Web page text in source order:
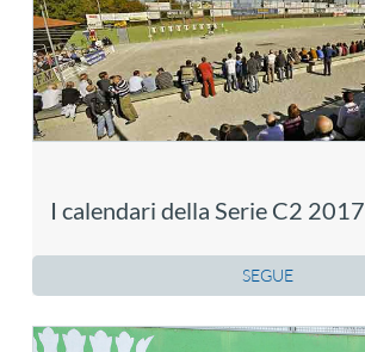
I calendari della Serie C2 2017
SEGUE